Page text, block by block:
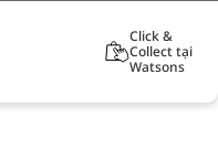
Click &
Collect tại
Watsons